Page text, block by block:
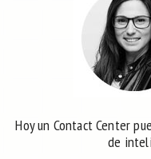
Hoy un Contact Center
de